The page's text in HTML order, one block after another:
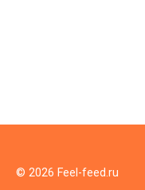
© 2026 Feel-feed.ru